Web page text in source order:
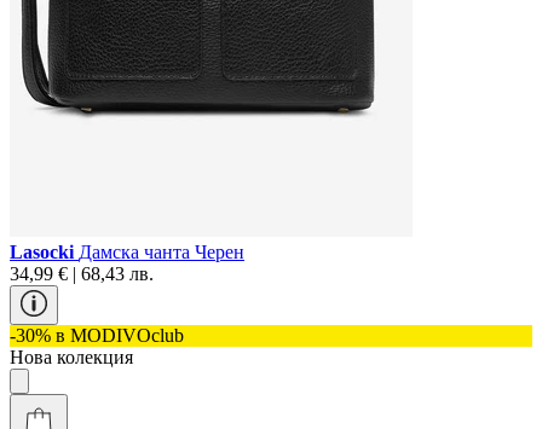
Lasocki Дамска чанта Черен
34,99 € | 68,43 лв.
-30% в MODIVOclub
Нова колекция